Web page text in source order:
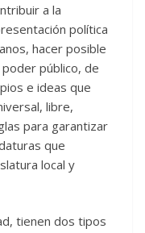
a la
política
hacer posible
público, de
e ideas que
libre,
para garantizar
que
local y
tienen dos tipos